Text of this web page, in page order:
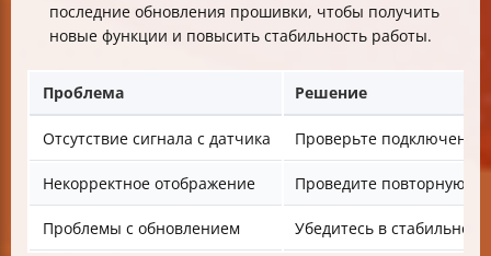
последние обновления прошивки, чтобы получить
новые функции и повысить стабильность работы.
Проблема Решение
Отсутствие сигнала с датчика Проверьте подключение,
Некорректное отображение Проведите повторную
Проблемы с обновлением Убедитесь в